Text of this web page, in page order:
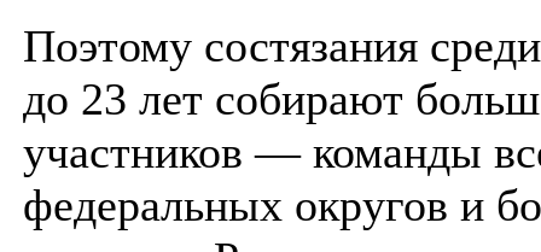
Поэтому состязания
до 23 лет собирают
участников — команды
федеральных округов и